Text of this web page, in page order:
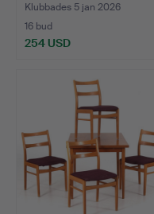
Klubbades 5 jan 2026
16 bud
254 USD